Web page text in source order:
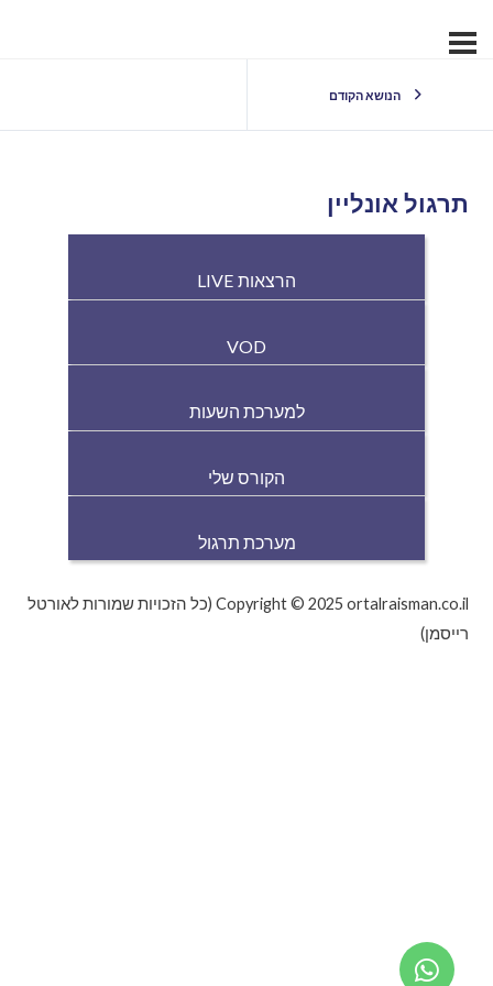
הנושא הקודם
תרגול אונליין
הרצאות LIVE
VOD
למערכת השעות
הקורס שלי
מערכת תרגול
Copyright © 2025 ortalraisman.co.il (כל הזכויות שמורות לאורטל
רייסמן)